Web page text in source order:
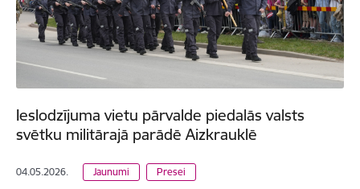
Ieslodzījuma vietu pārvalde piedalās valsts
svētku militārajā parādē Aizkrauklē
04.05.2026. Jaunumi Presei